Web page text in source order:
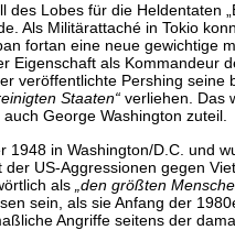
Lobes für die
Als Militärattaché in Tokio
fortan eine neue gewichtige
Eigenschaft als Kommandeur
veröffentlichte Pershing
Staaten“verliehen. Das
George Washington zuteil.
1948 in Washington/D.C.
US-Aggressionen gegen
als „den größten
sein, als sie Anfang der
Angriffe seitens der